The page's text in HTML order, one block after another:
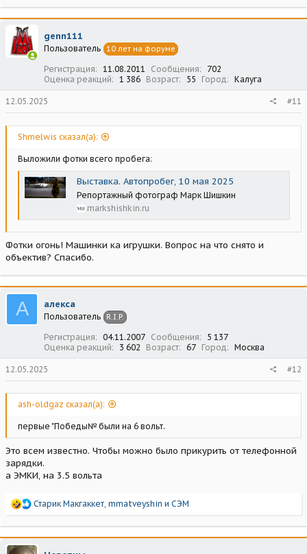
а
к
ц
и
и
genn111
Пользователь 10 лет на форуме
Регистрация 11.08.2011 Сообщения
702
Оценка реакций
1 386 Возраст 55 Город Калуга
12.05.2025 #11
Shmelwis сказал(а):
Выложили фотки всего пробега:
Выставка. Автопробег, 10 мая 2025
Репортажный фотограф Марк Шишкин
markshishkin.ru
Фотки огонь! Машинки ка игрушки. Вопрос на что снято и
объектив? Спасибо.
А алекса
Пользователь R.I.P.
Регистрация 04.11.2007 Сообщения
5 137
Оценка реакций
3 602 Возраст 67 Город Москва
12.05.2025 #12
ash-oldgaz сказал(а):
первые "Победы№ были на 6 вольт.
Это всем известно. Чтобы можно было прикурить от телефонной
зарядки.
а ЭМКИ, на 3.5 вольта
Р
а
к
ц
Старик Макгаккет, mmatveyshin и СЭМ